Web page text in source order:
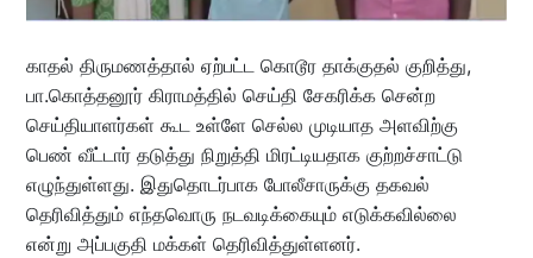
காதல் திருமணத்தால் ஏற்பட்ட கொடூர தாக்குதல் குறித்து,
பா.கொத்தனூர் கிராமத்தில் செய்தி சேகரிக்க சென்ற
செய்தியாளர்கள் கூட உள்ளே செல்ல முடியாத அளவிற்கு
பெண் வீட்டார் தடுத்து நிறுத்தி மிரட்டியதாக குற்றச்சாட்டு
எழுந்துள்ளது. இதுதொடர்பாக போலீசாருக்கு தகவல்
தெரிவித்தும் எந்தவொரு நடவடிக்கையும் எடுக்கவில்லை
என்று அப்பகுதி மக்கள் தெரிவித்துள்ளனர்.